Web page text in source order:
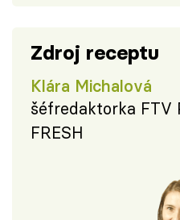
Zdroj receptu
Klára Michalová
šéfredaktorka FTV
FRESH